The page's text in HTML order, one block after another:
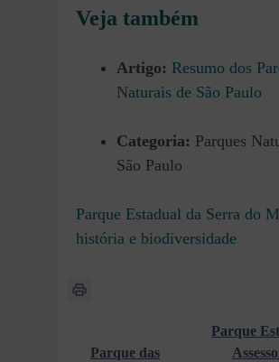
Veja também
Artigo: Resumo dos
Naturais de São Paulo
Categoria: Parques
São Paulo
Parque Estadual da Serra do
história e biodiversidade
Parque das
Parque